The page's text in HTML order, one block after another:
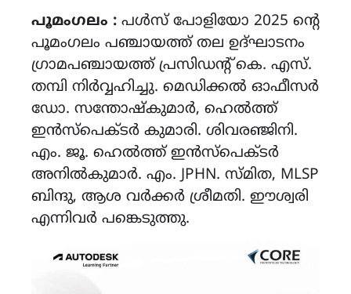
പൂമംഗലം : പൾസ് പോളിയോ 2025 ന്റെ
പൂമംഗലം പഞ്ചായത്ത്‌ തല ഉദ്ഘാടനം
ഗ്രാമപഞ്ചായത്ത്‌ പ്രസിഡന്റ്‌ കെ. എസ്.
തമ്പി നിർവ്വഹിച്ചു. മെഡിക്കൽ ഓഫീസർ
ഡോ. സന്തോഷ്‌കുമാർ, ഹെൽത്ത്
ഇൻസ്‌പെക്ടർ കുമാരി. ശിവരഞ്ജിനി.
എം. ജൂ. ഹെൽത്ത് ഇൻസ്‌പെക്ടർ
അനിൽകുമാർ. എം. JPHN. സ്മിത, MLSP
ബിന്ദു, ആശ വർക്കർ ശ്രീമതി. ഈശ്വരി
എന്നിവർ പങ്കെടുത്തു.